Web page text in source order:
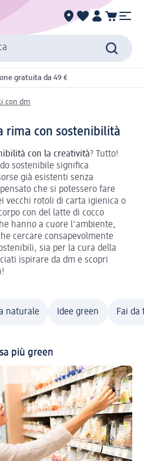
gratuita da 49 €
con dm
rima con sostenibilità
con la creatività? Tutto!
sostenibile significa
già esistenti senza
che si potessero fare
vecchi rotoli di carta igienica o
con del latte di cocco
hanno a cuore l'ambiente,
cercare consapevolmente
sia per la cura della
ispirare da dm e scopri
naturale Idee green Fai da
più green